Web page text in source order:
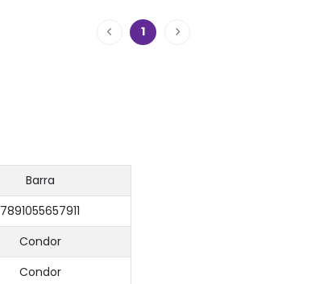
1
Barra
7891055657911
Condor
Condor